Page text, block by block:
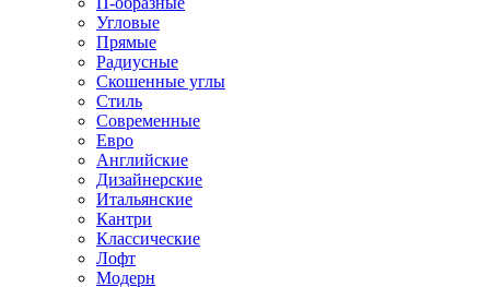
Угловые
Прямые
Радиусные
Скошенные углы
Стиль
Современные
Евро
Английские
Дизайнерские
Итальянские
Кантри
Классические
Лофт
Модерн